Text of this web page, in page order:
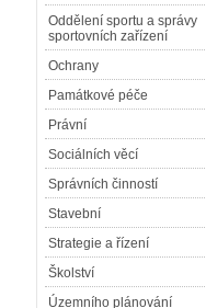
Oddělení sportu a správy
sportovních zařízení
Ochrany
Památkové péče
Právní
Sociálních věcí
Správních činností
Stavební
Strategie a řízení
Školství
Územního plánování